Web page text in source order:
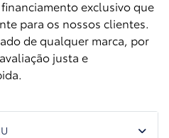
exclusivo que
para os nossos clientes.
de qualquer marca, por
justa e